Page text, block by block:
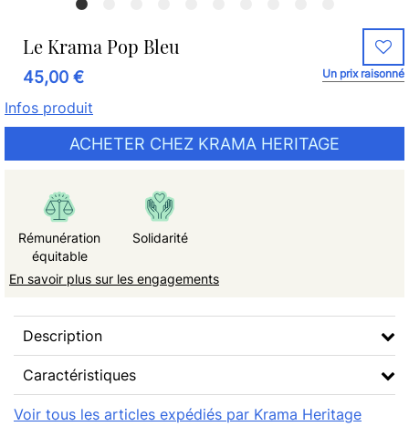
Le Krama Pop Bleu
45,00 € Un prix raisonné
Infos produit
ACHETER CHEZ KRAMA HERITAGE
Rémunération
équitable
Solidarité
En savoir plus sur les engagements
Description
Caractéristiques
Voir tous les articles expédiés par Krama Heritage